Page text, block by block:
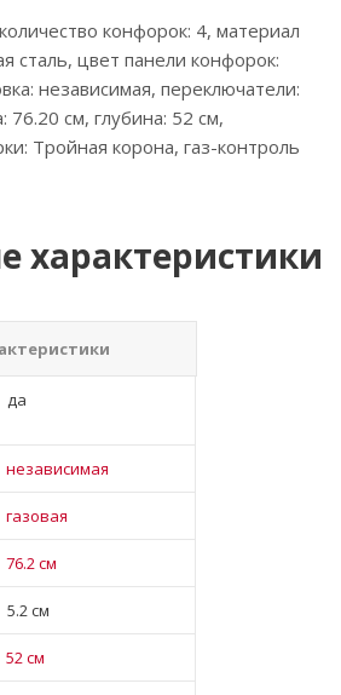
конфорок: 4, материал
сталь, цвет панели конфорок:
независимая, переключатели:
см, глубина: 52 см,
Тройная корона, газ-контроль
характеристики
да
независимая
газовая
76.2 см
5.2 см
52 см